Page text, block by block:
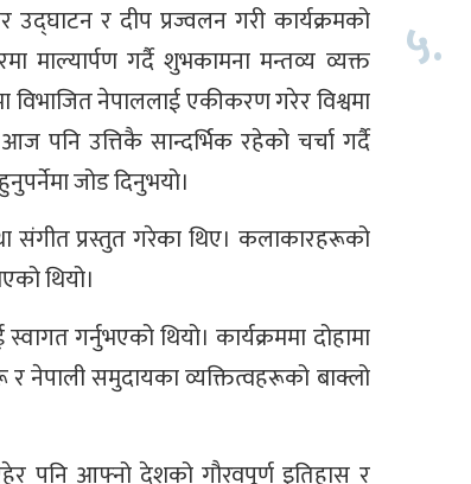
र दीप प्रज्वलन गरी कार्यक्रमको
माल्यार्पण गर्दै शुभकामना मन्तव्य व्यक्त
विभाजित नेपाललाई एकीकरण गरेर विश्वमा
पनि उत्तिकै सान्दर्भिक रहेको चर्चा गर्दै
जोड दिनुभयो।
संगीत प्रस्तुत गरेका थिए। कलाकारहरूको
थियो।
गर्नुभएको थियो। कार्यक्रममा दोहामा
र नेपाली समुदायका व्यक्तित्वहरूको बाक्लो
५.